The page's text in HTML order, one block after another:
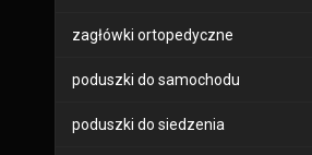
zagłówki ortopedyczne
poduszki do samochodu
poduszki do siedzenia